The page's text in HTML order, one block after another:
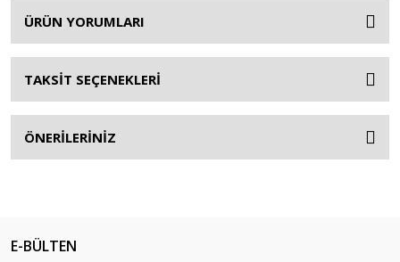
ÜRÜN YORUMLARI
TAKSİT SEÇENEKLERİ
ÖNERİLERİNİZ
E-BÜLTEN